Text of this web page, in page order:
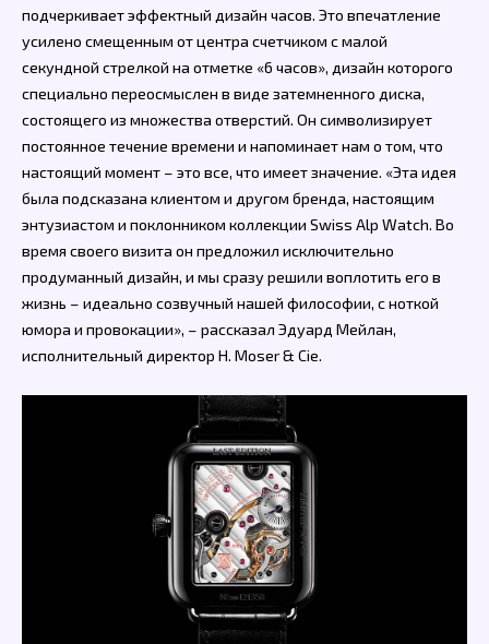
подчеркивает эффектный дизайн часов. Это впечатление
усилено смещенным от центра счетчиком с малой
секундной стрелкой на отметке «6 часов», дизайн которого
специально переосмыслен в виде затемненного диска,
состоящего из множества отверстий. Он символизирует
постоянное течение времени и напоминает нам о том, что
настоящий момент – это все, что имеет значение. «Эта идея
была подсказана клиентом и другом бренда, настоящим
энтузиастом и поклонником коллекции Swiss Alp Watch. Во
время своего визита он предложил исключительно
продуманный дизайн, и мы сразу решили воплотить его в
жизнь – идеально созвучный нашей философии, с ноткой
юмора и провокации», – рассказал Эдуард Мейлан,
исполнительный директор H. Moser & Cie.